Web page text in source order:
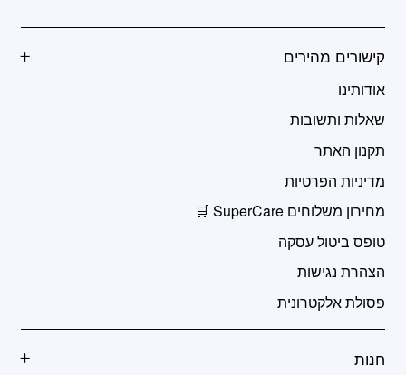
קישורים מהירים
אודותינו
שאלות ותשובות
תקנון האתר
מדיניות הפרטיות
מחירון משלוחים SuperCare 🛒
טופס ביטול עסקה
הצהרת נגישות
פסולת אלקטרונית
חנות